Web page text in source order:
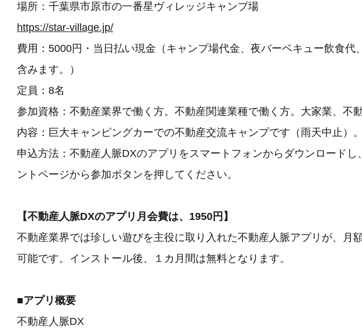
場所：千葉県市原市の一番星ヴィレッジキャンプ場
https://star-village.jp/
費用：5000円・当日払い現金（キャンプ場代金、夜バーベキュー飲食代
含みます。）
定員：8名
参加資格：不動産業界で働く方。不動産関連業種で働く方。大家業、不
内容：巨大キャンピングカーでの不動産交流キャンプです（雨天中止）。
申込方法：不動産人脈DXのアプリをスマートフォンからダウンロードし
ントページから参加ボタンを押してください。
【不動産人脈DXのアプリ月会費は、1950円】
不動産業界では珍しい遊びを主役に取り入れた不動産人脈アプリが、月
可能です。インストール後、１カ月間は無料となります。
■アプリ概要
不動産人脈DX